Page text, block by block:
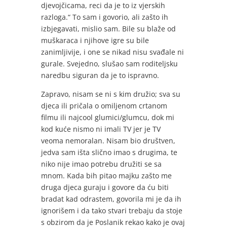
djevojčicama, reci da je to iz vjerskih
razloga.“ To sam i govorio, ali zašto ih
izbjegavati, mislio sam. Bile su blaže od
muškaraca i njihove igre su bile
zanimljivije, i one se nikad nisu svađale ni
gurale. Svejedno, slušao sam roditeljsku
naredbu siguran da je to ispravno.
Zapravo, nisam se ni s kim družio; sva su
djeca ili pričala o omiljenom crtanom
filmu ili najcool glumici/glumcu, dok mi
kod kuće nismo ni imali TV jer je TV
veoma nemoralan. Nisam bio društven,
jedva sam išta slično imao s drugima, te
niko nije imao potrebu družiti se sa
mnom. Kada bih pitao majku zašto me
druga djeca guraju i govore da ću biti
bradat kad odrastem, govorila mi je da ih
ignorišem i da tako stvari trebaju da stoje
s obzirom da je Poslanik rekao kako je ovaj